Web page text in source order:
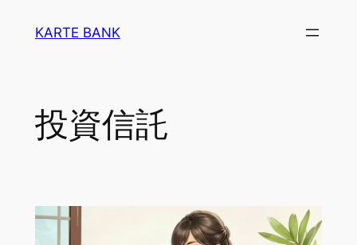
KARTE BANK
投資信託